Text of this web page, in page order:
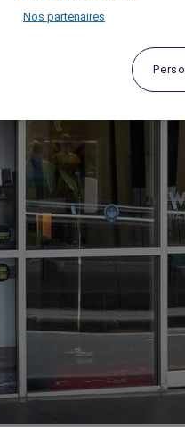
Nos partenaires